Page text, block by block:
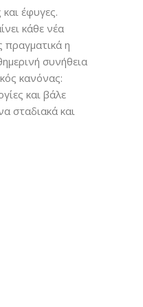
έφυγες.
κάθε νέα
πραγματικά η
συνήθεια
κανόνας:
και βάλε
σταδιακά και